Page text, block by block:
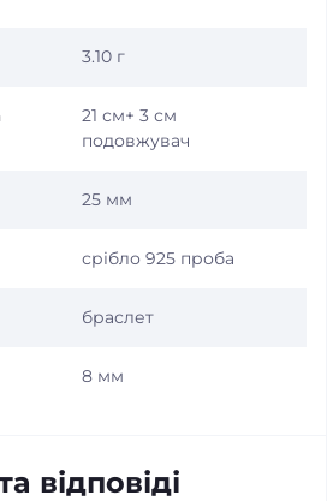
3.10 г
21 см+ 3 см
подовжувач
25 мм
срібло 925 проба
браслет
8 мм
відповіді